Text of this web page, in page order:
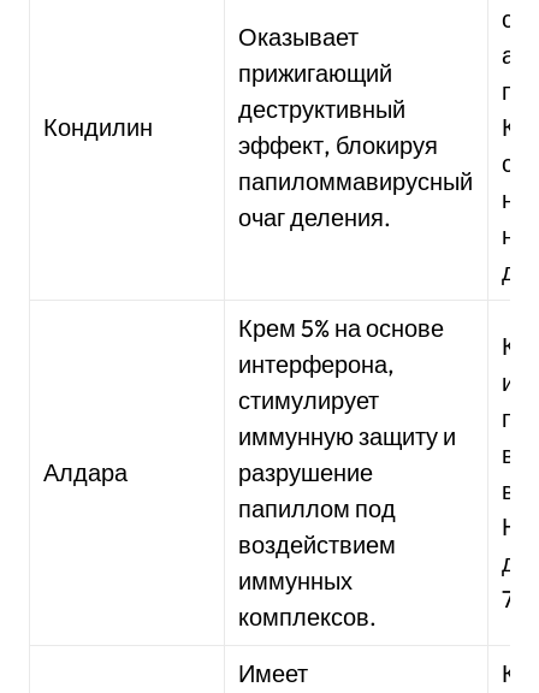
Кондилин
Оказывает
прижигающий
деструктивный
эффект, блокируя
папиломмавирусный
очаг деления.
на
Алдара
Крем 5% на основе
интерферона,
стимулирует
иммунную защиту и
разрушение
папиллом под
воздействием
иммунных
комплексов.
в
7-
Имеет